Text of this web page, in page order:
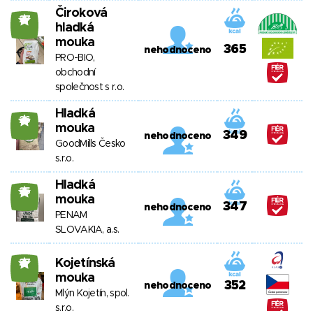
27
Čiroková
hladká
mouka
PRO-BIO,
obchodní
společnost s r.o.
nehodnoceno 365
26
Hladká
mouka
GoodMills Česko
s.r.o.
nehodnoceno 349
25
Hladká
mouka
PENAM
SLOVAKIA, a.s.
nehodnoceno 347
27
Kojetínská
mouka
Mlýn Kojetín, spol.
s.r.o.
nehodnoceno 352